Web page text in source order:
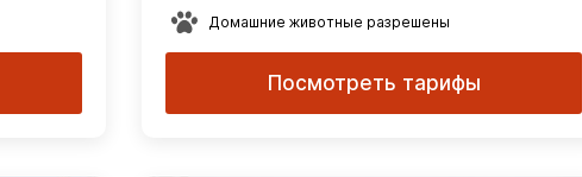
Домашние животные разрешены
Посмотреть тарифы